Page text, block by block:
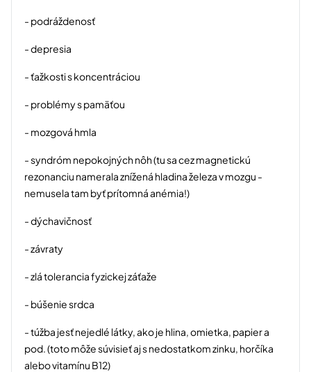
- podráždenosť
- depresia
- ťažkosti s koncentráciou
- problémy s pamäťou
- mozgová hmla
- syndróm nepokojných nôh (tu sa cez magnetickú
rezonanciu namerala znížená hladina železa v mozgu -
nemusela tam byť prítomná anémia!)
- dýchavičnosť
- závraty
- zlá tolerancia fyzickej záťaže
- búšenie srdca
- túžba jesť nejedlé látky, ako je hlina, omietka, papier a
pod. (toto môže súvisieť aj s nedostatkom zinku, horčíka
alebo vitamínu B12)